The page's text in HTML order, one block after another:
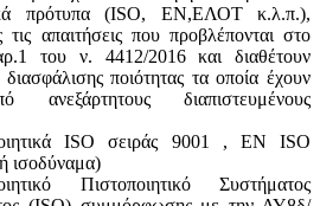
πρότυπα (ISO, ΕΝ,ΕΛΟΤ κ.λ.π.),
απαιτήσεις που προβλέπονται στο
του ν. 4412/2016 και διαθέτουν
διασφάλισης ποιότητας τα οποία έχουν
ανεξάρτητους διαπιστευμένους
ISO σειράς 9001 , ΕΝ ISO
ισοδύναμα)
Πιστοποιητικό Συστήματος